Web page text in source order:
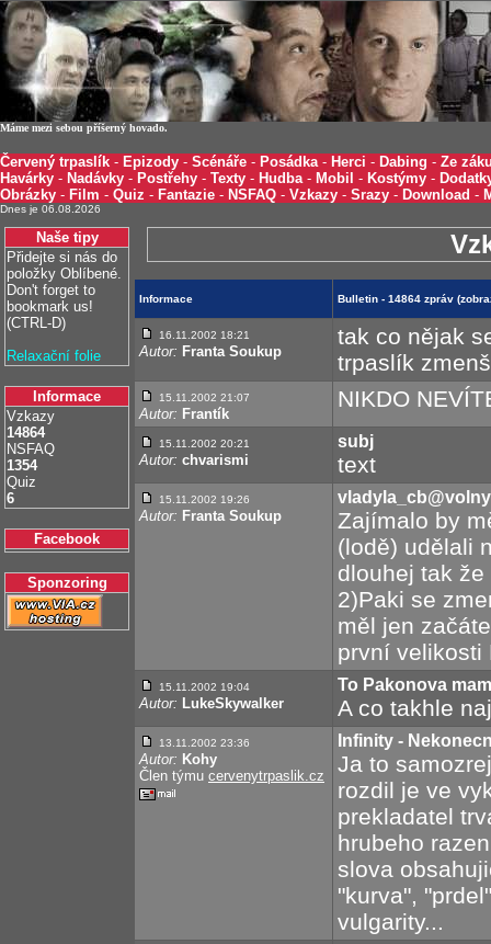
Máme mezi sebou příšerný hovado.
Červený trpaslík - Epizody - Scénáře - Posádka- Herci - Dabing - Ze
Havárky - Nadávky - Postřehy - Texty - Hudba- Mobil - Kostýmy -
Obrázky - Film - Quiz - Fantazie - NSFAQ - Vzkazy - Srazy - Download -
Dnes je 06.08.2026
Naše tipy
Přidejte si nás do
položky Oblíbené.
Don't forget to
bookmark us!
(CTRL-D)
Relaxační folie
Informace
Vzkazy
14864
NSFAQ
1354
Quiz
6
Facebook
Sponzoring
Informace Bulletin - 14864 zpráv
16.11.2002 18:21
Autor: Franta Soukup
tak co nějak
trpaslík
15.11.2002 21:07
Autor: Frantík
NIKDO
15.11.2002 20:21
Autor: chvarismi
subj
text
15.11.2002 19:26
Autor: Franta Soukup
Zajímalo by
(lodě) udělali
dlouhej tak
2)Paki se
měl jen
první velikosti
15.11.2002 19:04
Autor: LukeSkywalker
To Pakonova
A co takhle
13.11.2002 23:36
Autor: Kohy
Člen týmu cervenytrpaslik.cz
Infinity -
Ja to
rozdil je ve
prekladatel
hrubeho
slova
"kurva",
vulgarity...